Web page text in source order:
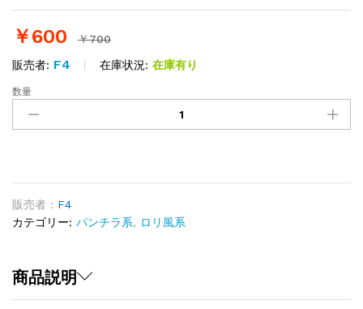
￥600 ￥700
販売者: F4 在庫状況: 在庫有り
配
019（日
数量
販売者 : F4
カテゴリー: パンチラ系, ロリ風系
商品説明